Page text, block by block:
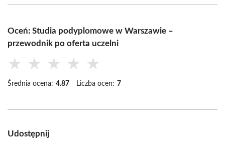
Oceń: Studia podyplomowe w Warszawie –
przewodnik po oferta uczelni
★ ★ ★ ★ ★
Średnia ocena: 4.87 Liczba ocen: 7
Udostępnij